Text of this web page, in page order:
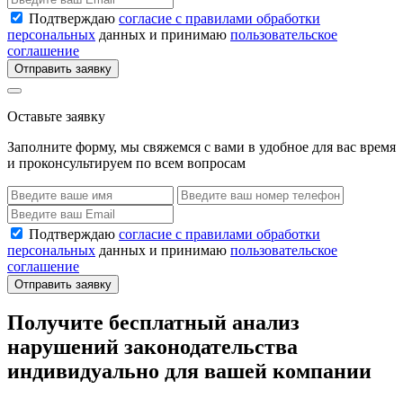
Подтверждаю согласие с правилами обработки
персональных данных и принимаю пользовательское
соглашение
Отправить заявку
Оставьте заявку
Заполните форму, мы свяжемся с вами в удобное для вас время
и проконсультируем по всем вопросам
Подтверждаю согласие с правилами обработки
персональных данных и принимаю пользовательское
соглашение
Отправить заявку
Получите бесплатный анализ
нарушений законодательства
индивидуально для вашей компании